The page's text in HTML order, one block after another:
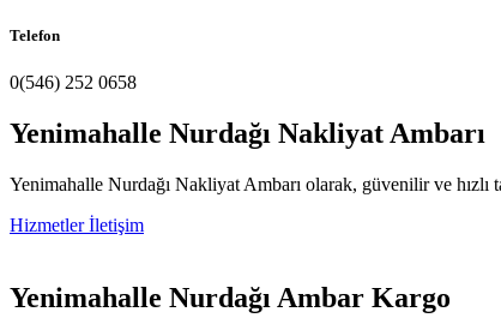
Telefon
0(546) 252 0658
Yenimahalle Nurdağı Nakliyat Ambarı
Yenimahalle Nurdağı Nakliyat Ambarı olarak, güvenilir ve hızlı
Hizmetlerİletişim
Yenimahalle Nurdağı Ambar Kargo